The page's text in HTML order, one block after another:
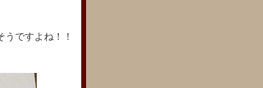
ですよね！！